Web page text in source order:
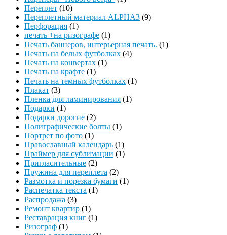
Переплет (10)
Переплетный материал ALPHA3 (9)
Перфорация (1)
печать +на ризографе (1)
Печать баннеров, интерьерная печать. (1)
Печать на белых футболках (4)
Печать на конвертах (1)
Печать на крафте (1)
Печать на темных футболках (1)
Плакат (3)
Пленка для ламинирования (1)
Подарки (1)
Подарки дорогие (2)
Полиграфические болты (1)
Портрет по фото (1)
Православный календарь (1)
Праймер для сублимации (1)
Пригласительные (2)
Пружина для переплета (2)
Размотка и порезка бумаги (1)
Распечатка текста (1)
Распродажа (3)
Ремонт квартир (1)
Реставрация книг (1)
Ризограф (1)